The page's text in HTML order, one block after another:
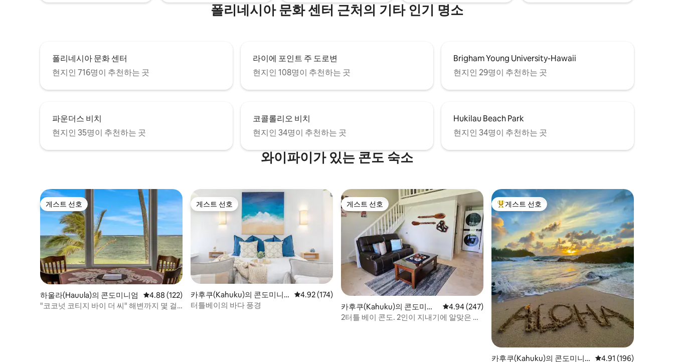
폴리네시아 문화 센터 근처의 기타 인기 명소
폴리네시아 문화 센터
현지인 716명이 추천하는 곳
라이에 포인트 주 도로변
현지인 108명이 추천하는 곳
Brigham Young University-Hawaii
현지인 29명이 추천하는 곳
파운더스 비치
현지인 35명이 추천하는 곳
코콜롤리오 비치
현지인 34명이 추천하는 곳
Hukilau Beach Park
현지인 34명이 추천하는 곳
와이파이가 있는 콘도 숙소
게스트 선호
게스트 선호
하울라(Hauula)의 콘도미니엄 평점 4.88점(5점 만점), 후기 122개
4.88 (122)
"코코넛 코티지 바이 더 씨" 해변까지 몇 걸
게스트 선호
게스트 선호
카후쿠(Kahuku)의 콘도미니
엄
평점 4.92점(5점 만점), 후기 174개
4.92 (174)
터틀베이의 바다 풍경
게스트 선호
게스트 선호
카후쿠(Kahuku)의 콘도미니
엄
평점 4.94점(5점 만점), 후기 247개
4.94 (247)
2터틀 베이 콘도. 2인이 지내기에 알맞은 아
상위 게스트 선호
게스트 선호
카후쿠(Kahuku)의 콘도미니
평점 4.91점(5점 만점),
4.91 (196)